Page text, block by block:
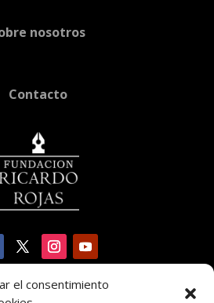
el consentimiento
nosotros
Contacto